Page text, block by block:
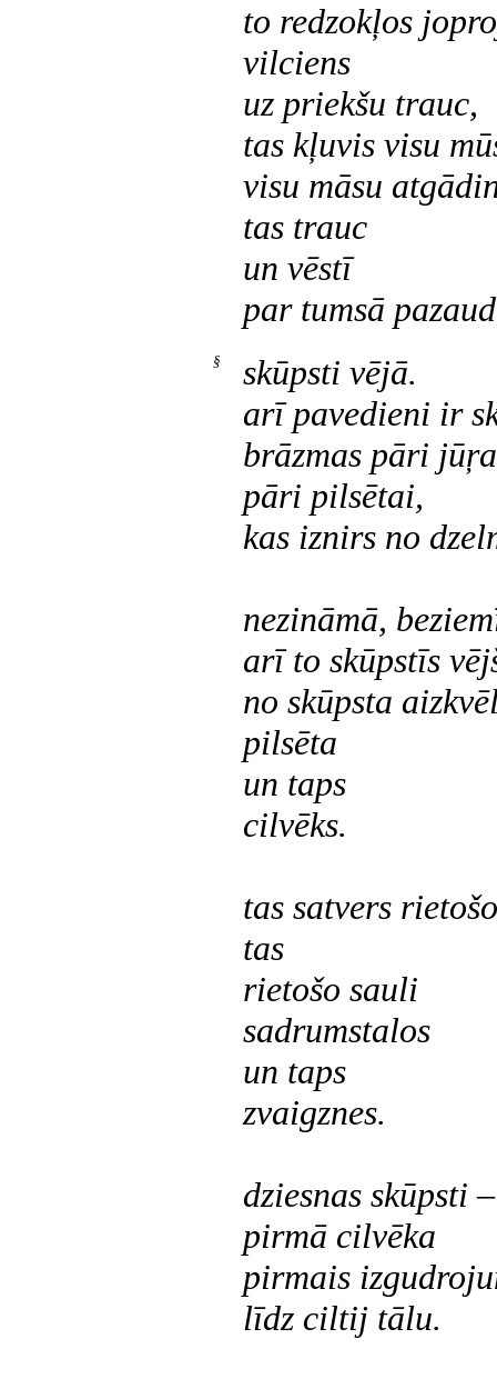
to redzokļos
vilciens
uz priekšu trauc,
tas kļuvis visu
visu māsu
tas trauc
un vēstī
par tumsā
§
skūpsti vējā.
arī pavedieni ir
brāzmas pāri
pāri pilsētai,
kas iznirs no
nezināmā,
arī to skūpstīs
no skūpsta
pilsēta
un taps
cilvēks.
tas satvers
tas
rietošo sauli
sadrumstalos
un taps
zvaigznes.
dziesnas skūpsti –
pirmā cilvēka
pirmais
līdz ciltij tālu.